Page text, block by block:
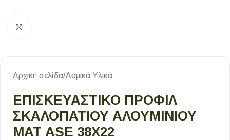
Αρχική σελίδα/Δομικά Υλικά
ΕΠΙΣΚΕΥΑΣΤΙΚΟ ΠΡΟΦΙΛ
ΣΚΑΛΟΠΑΤΙΟΥ ΑΛΟΥΜΙΝΙΟΥ
ΜΑΤ ASE 38X22